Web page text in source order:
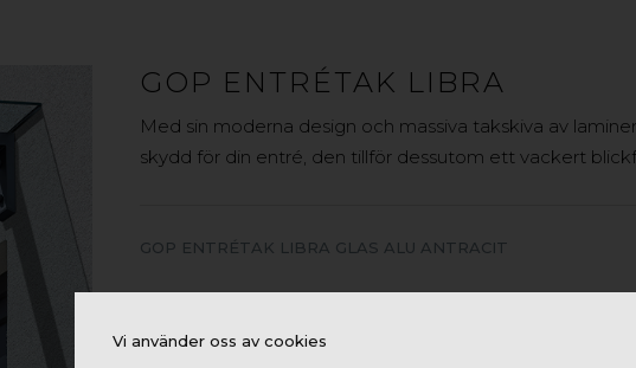
Vi använder oss av cookies
GOP ENTRÉTAK LIBRA
Med sin moderna design och massiva takskiva av
skydd för din entré, den tillför dessutom ett vackert
GOP ENTRÉTAK LIBRA GLAS ALU ANTRACIT